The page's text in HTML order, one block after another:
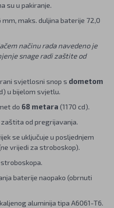
su u pakiranje.
maks. duljina baterije 72,0
načinu rada navedeno je
snage radi zaštite od
svjetlosni snop s dometom
u bijelom svjetlu.
do 68 metara (1170 cd).
od pregrijavanja.
se uključuje u posljednjem
vrijedi za stroboskop).
baterije naopako (obrnuti
aluminija tipa A6061-T6.